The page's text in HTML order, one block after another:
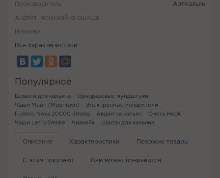
Производитель АртКальян
Анализ неснижайка ошиша
Новинка
Все характеристики
Популярное
Шланги для кальяна
Одноразовые мундштуки
Чаши Moon (Moonrave)
Электронные испарители
Fummo Nova 20000 Strong
Акции на кальян
Смесь Hook
Чаши Let`s Smoke
Чизкейк Шахты для кальяна
Описание Характеристики Похожие товары
С этим покупают Вам может понравится